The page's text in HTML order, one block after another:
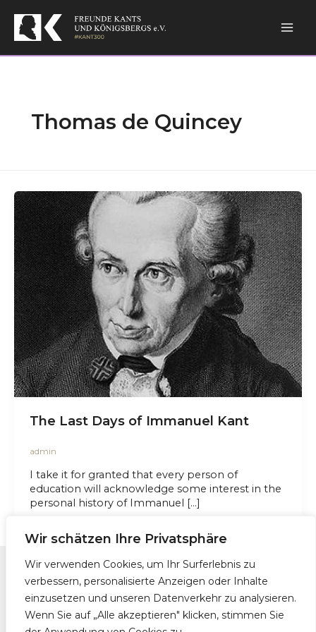
Wir schätzen Ihre Privatsphäre
Wir verwenden Cookies, um Ihr Surferlebnis zu
verbessern, personalisierte Anzeigen oder Inhalte
einzusetzen und unseren Datenverkehr zu analysieren.
Wenn Sie auf „Alle akzeptieren" klicken, stimmen Sie
content
Thomas de Quincey
The Last Days of Immanuel Kant
admin
I take it for granted that every person of
education will acknowledge some interest in the
personal history of Immanuel […]
Kontakt
Impressum und Datenschutzerklärung